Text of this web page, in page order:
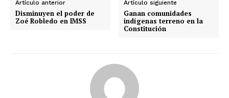
Artículo anterior
Disminuyen el poder de
Zoé Robledo en IMSS
Artículo siguiente
Ganan comunidades
indígenas terreno en la
Constitución